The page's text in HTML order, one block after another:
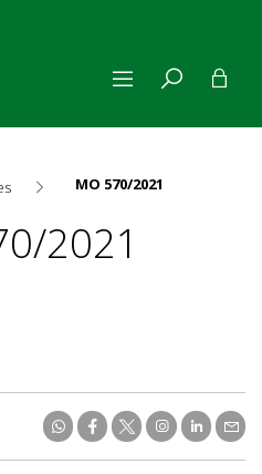
MO 570/2021
2021